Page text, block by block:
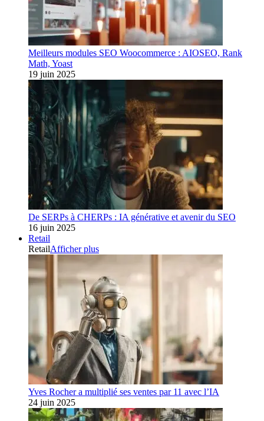
Meilleurs modules SEO Woocommerce : AIOSEO, Rank
Math, Yoast
19 juin 2025
De SERPs à CHERPs : IA générative et avenir du SEO
16 juin 2025
Retail
RetailAfficher plus
Yves Rocher a multiplié ses ventes par 11 avec l’IA
24 juin 2025